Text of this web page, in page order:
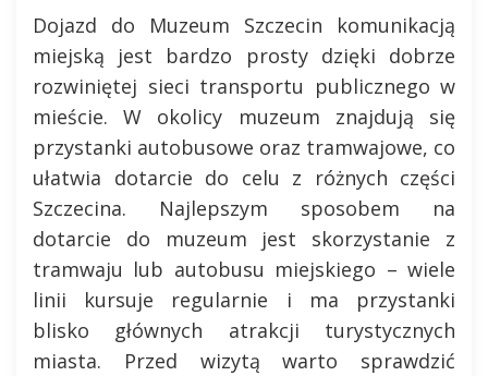
Dojazd do Muzeum Szczecin komunikacją
miejską jest bardzo prosty dzięki dobrze
rozwiniętej sieci transportu publicznego w
mieście. W okolicy muzeum znajdują się
przystanki autobusowe oraz tramwajowe, co
ułatwia dotarcie do celu z różnych części
Szczecina. Najlepszym sposobem na
dotarcie do muzeum jest skorzystanie z
tramwaju lub autobusu miejskiego – wiele
linii kursuje regularnie i ma przystanki
blisko głównych atrakcji turystycznych
miasta. Przed wizytą warto sprawdzić